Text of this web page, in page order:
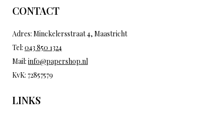
CONTACT
Adres: Minckelersstraat 4, Maastricht
Tel: 043 850 1324
Mail: info@papershop.nl
KvK: 72857579
LINKS